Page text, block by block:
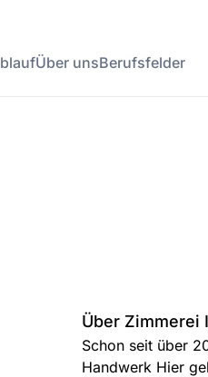
Über unsBerufsfelder
Über Zimmerei
Schon seit über
Handwerk Hier